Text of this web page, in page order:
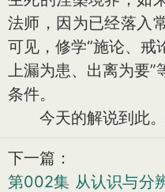
法师，因为已经落入
可见，修学“施论、戒
上漏为患、出离为要”
条件。
今天的解说到此。
下一篇：
第002集 从认识与